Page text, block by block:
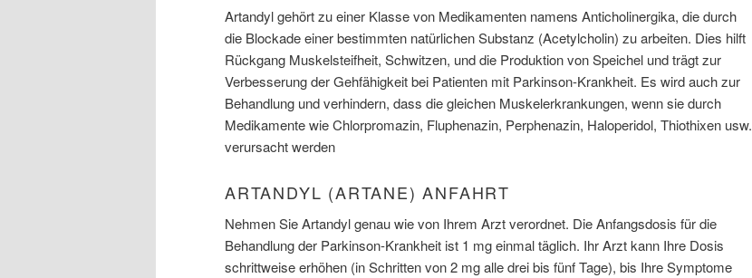
Artandyl gehört zu einer Klasse von Medikamenten namens Anticholinergika, die durch
die Blockade einer bestimmten natürlichen Substanz (Acetylcholin) zu arbeiten. Dies hilft
Rückgang Muskelsteifheit, Schwitzen, und die Produktion von Speichel und trägt zur
Verbesserung der Gehfähigkeit bei Patienten mit Parkinson-Krankheit. Es wird auch zur
Behandlung und verhindern, dass die gleichen Muskelerkrankungen, wenn sie durch
Medikamente wie Chlorpromazin, Fluphenazin, Perphenazin, Haloperidol, Thiothixen usw.
verursacht werden
ARTANDYL (ARTANE) ANFAHRT
Nehmen Sie Artandyl genau wie von Ihrem Arzt verordnet. Die Anfangsdosis für die
Behandlung der Parkinson-Krankheit ist 1 mg einmal täglich. Ihr Arzt kann Ihre Dosis
schrittweise erhöhen (in Schritten von 2 mg alle drei bis fünf Tage), bis Ihre Symptome